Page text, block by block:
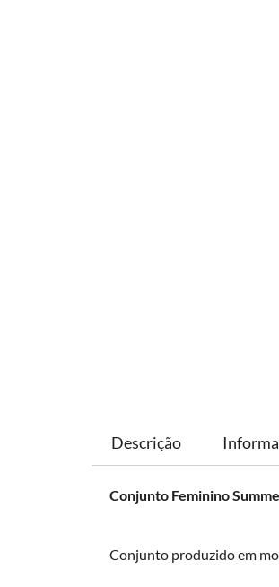
Descrição
Conjunto Feminino
Conjunto produzido em